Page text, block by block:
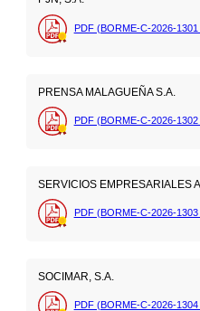
PDF (BORME-C-2026-1301
PRENSA MALAGUEÑA S.A.
PDF (BORME-C-2026-1302
SERVICIOS EMPRESARIALES
PDF (BORME-C-2026-1303
SOCIMAR, S.A.
PDF (BORME-C-2026-